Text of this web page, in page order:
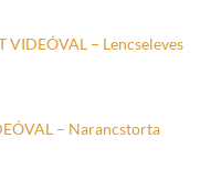
VIDEÓVAL – Lencseleves
– Narancstorta